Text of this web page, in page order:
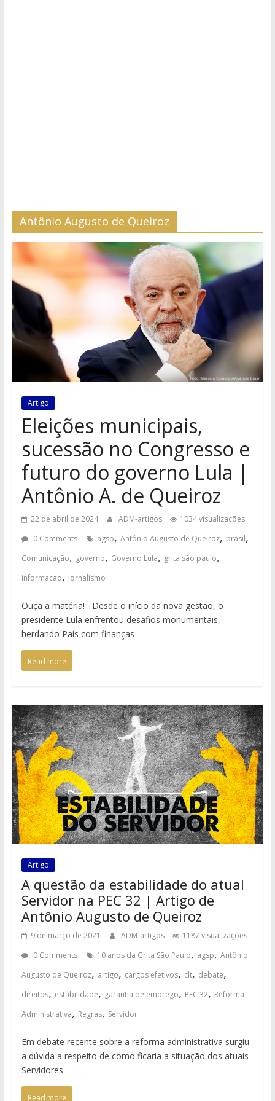
Antônio Augusto de Queiroz
Artigo
Eleições municipais,
sucessão no Congresso e
futuro do governo Lula |
Antônio A. de Queiroz
22 de abril de 2024 ADM-artigos
1034 visualizações
0 Comments
agsp, Antônio Augusto de Queiroz, brasil,
Comunicação, governo, Governo Lula, grita são paulo,
informaçao, jornalismo
Ouça a matéria! Desde o início da nova gestão, o
presidente Lula enfrentou desafios monumentais,
herdando País com finanças
Read more
Artigo
A questão da estabilidade do atual
Servidor na PEC 32 | Artigo de
Antônio Augusto de Queiroz
9 de março de 2021 ADM-artigos
1187 visualizações
0 Comments
10 anos da Grita São Paulo, agsp, Antônio
Augusto de Queiroz, artigo, cargos efetivos, clt, debate,
direitos, estabilidade, garantia de emprego, PEC 32, Reforma
Administrativa, Regras, Servidor
Em debate recente sobre a reforma administrativa surgiu
a dúvida a respeito de como ficaria a situação dos atuais
Servidores
Read more